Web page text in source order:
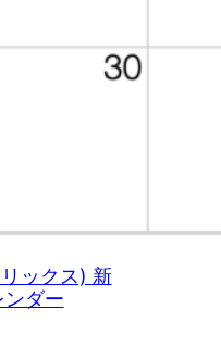
ックス) 新
ダー